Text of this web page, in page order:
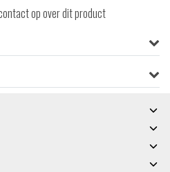
op over dit product